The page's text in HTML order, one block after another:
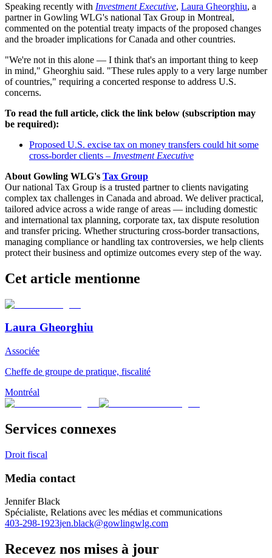
Speaking recently with Investment Executive, Laura Gheorghiu, a
partner in Gowling WLG's national Tax Group in Montreal,
commented on the potential treaty impacts of the proposed changes
and the broader implications for Canada and other countries.
"We're not in this alone — I think that's an important thing to keep
in mind," Gheorghiu said. "These rules apply to a very large number
of countries," requiring a concerted response to address U.S.
concerns.
To read the full article, click the link below (subscription may
be required):
Proposed U.S. excise tax on money transfers could hit some
cross-border clients – Investment Executive
About Gowling WLG's Tax Group
Our national Tax Group is a trusted partner to clients navigating
complex tax challenges in Canada and abroad. We deliver practical,
tailored advice across a wide range of areas — including domestic
and international tax planning, corporate tax, tax dispute resolution
and transfer pricing. Whether structuring cross-border transactions,
managing compliance or handling tax controversies, we help clients
protect their business and optimize outcomes every step of the way.
Cet article mentionne
Laura Gheorghiu
Associée
Cheffe de groupe de pratique, fiscalité
Montréal
Services connexes
Droit fiscal
Media contact
Jennifer Black
Spécialiste, Relations avec les médias et communications
403-298-1923jen.black@gowlingwlg.com
Recevez nos mises à jour